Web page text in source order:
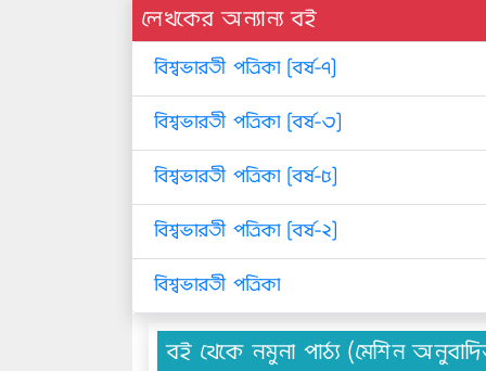
লেখকের অন্যান্য বই
বিশ্বভারতী পত্রিকা [বর্ষ-৭]
বিশ্বভারতী পত্রিকা [বর্ষ-৩]
বিশ্বভারতী পত্রিকা [বর্ষ-৫]
বিশ্বভারতী পত্রিকা [বর্ষ-২]
বিশ্বভারতী পত্রিকা
বই থেকে নমুনা পাঠ্য (মেশিন